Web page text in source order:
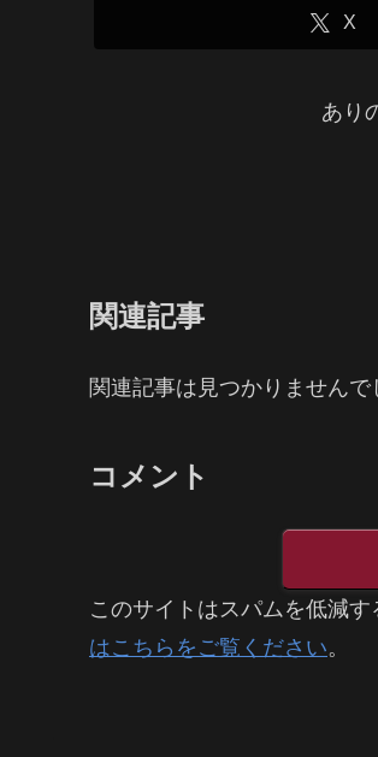
X
あり
関連記事
関連記事は見つかりませんで
コメント
このサイトはスパムを低減す
はこちらをご覧ください。